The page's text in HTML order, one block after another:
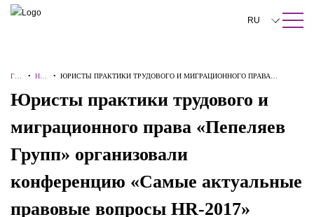
ПОИСК ПО САЙТУ Закрыть
RU
中文
한국어
Deutsch
Español
ГЛА
АЯ
•НО
И
•ЮРИСТЫ ПРАКТИКИ ТРУДОВОГО И МИГРАЦИОННОГО ПРАВА
Юристы практики трудового и
миграционного права «Пепеляев
Групп» организовали
конференцию «Самые актуальные
правовые вопросы HR-2017»